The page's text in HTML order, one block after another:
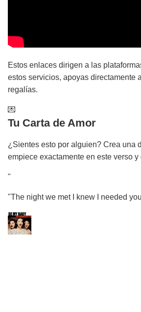
Estos enlaces dirigen a las
estos servicios, apoyas directamente
regalías.
💌
Tu Carta de Amor
¿Sientes esto por alguien? Crea una
empiece exactamente en este verso y
"
"The night we met I knew I needed